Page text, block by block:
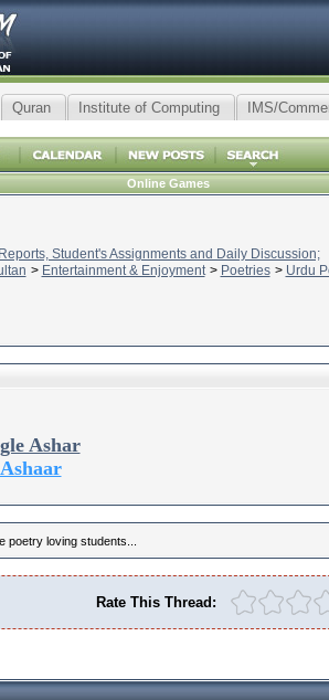
Quran Institute of Computing IMS/
Online Games
Student's Assignments and Daily Discussion;
> Entertainment & Enjoyment > Poetries > Urdu
Ashar
loving students...
Rate This Thread: